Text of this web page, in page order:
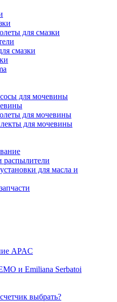
для смазки
смазки
для мочевины
для мочевины
для мочевины
распылители
для масла и
APAC
и Emiliana Serbatoi
выбрать?